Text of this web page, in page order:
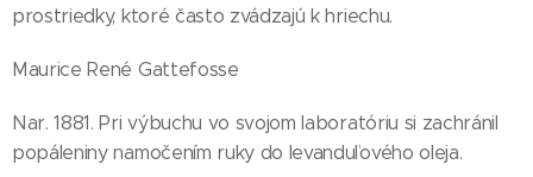
prostriedky, ktoré často zvádzajú k hriechu.
Maurice René Gattefosse
Nar. 1881. Pri výbuchu vo svojom laboratóriu si zachránil
popáleniny namočením ruky do levanduľového oleja.